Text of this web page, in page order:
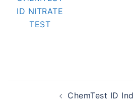
ID NITRATE
TEST
navigationChemTest ID